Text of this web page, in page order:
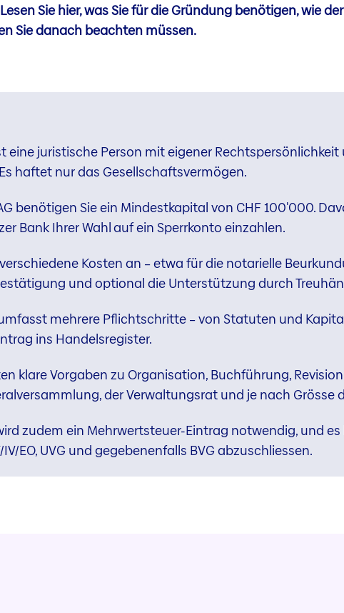
Sie hier, was Sie für die Gründung benötigen, wie
Sie danach beachten müssen.
eine juristische Person mit eigener
haftet nur das Gesellschaftsvermögen.
benötigen Sie ein Mindestkapital von CHF 100'000.
Bank Ihrer Wahl auf ein Sperrkonto einzahlen.
Kosten an – etwa für die notarielle
und optional die Unterstützung durch
mehrere Pflichtschritte – von Statuten und
ins Handelsregister.
klare Vorgaben zu Organisation, Buchführung,
der Verwaltungsrat und je nach Grösse
zudem ein Mehrwertsteuer-Eintrag notwendig, und
EO, UVG und gegebenenfalls BVG abzuschliessen.